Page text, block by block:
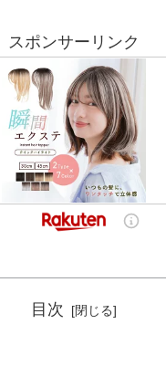
スポンサーリンク
目次